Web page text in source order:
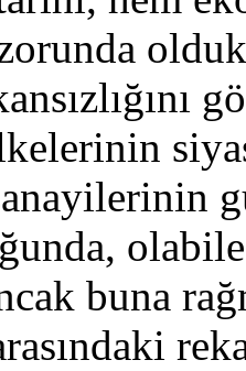
buna